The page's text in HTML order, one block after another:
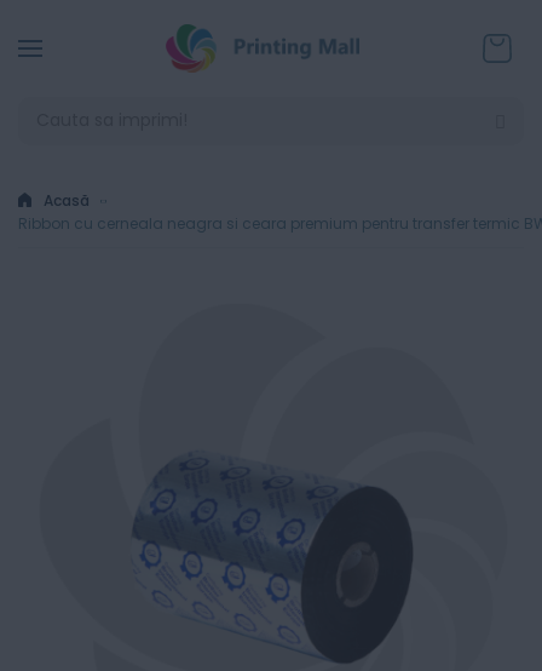
Acasă
Ribbon cu cerneala neagra si ceara premium pentru transfer termic